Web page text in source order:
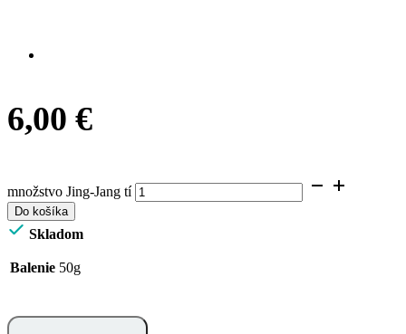
6,00€
množstvo Jing-Jang tí
Do košíka
Skladom
Balenie 50g